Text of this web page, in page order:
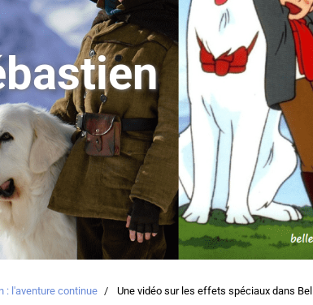
: l'aventure continue Une vidéo sur les effets spéciaux dans